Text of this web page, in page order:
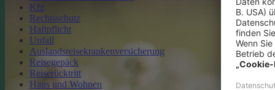
Kfz
Rechtsschutz
Haftpflicht
Unfall
Auslandsreisekrankenversicherung
Reisegepäck
Reiserücktritt
Haus und Wohnen